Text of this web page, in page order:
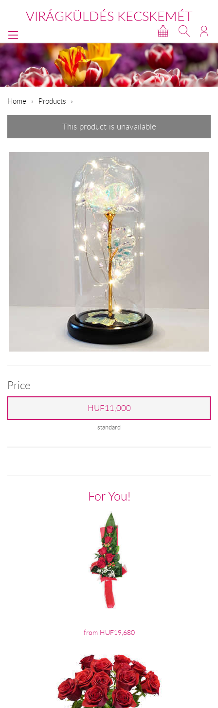
VIRÁGKÜLDÉS KECSKEMÉT
Home Products
This product is unavailable
Price
HUF11,000
standard
For You!
from HUF19,680